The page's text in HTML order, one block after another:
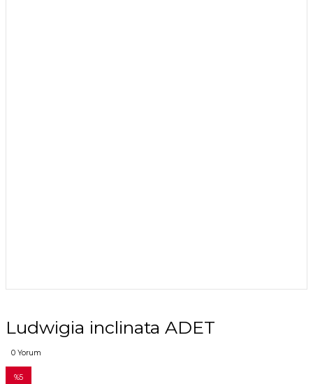
Ludwigia inclinata ADET
0 Yorum
%5